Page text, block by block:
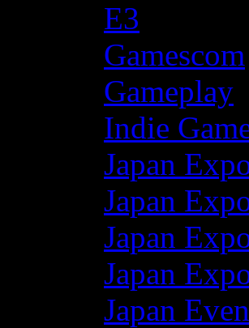
E3
Gamescom
Gameplay
Indie
Japan
Japan
Japan
Japan
Japan